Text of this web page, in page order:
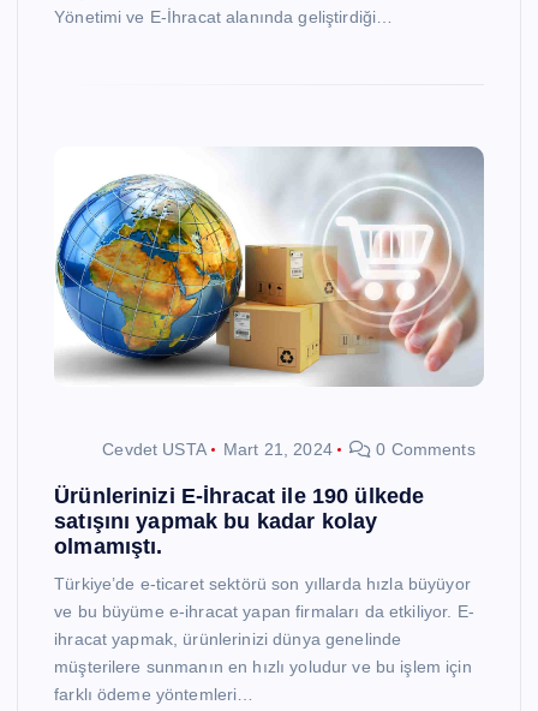
Yönetimi ve E-İhracat alanında geliştirdiği…
Cevdet USTA Mart 21, 2024 0 Comments
Ürünlerinizi E-İhracat ile 190 ülkede
satışını yapmak bu kadar kolay
olmamıştı.
Türkiye’de e-ticaret sektörü son yıllarda hızla büyüyor
ve bu büyüme e-ihracat yapan firmaları da etkiliyor. E-
ihracat yapmak, ürünlerinizi dünya genelinde
müşterilere sunmanın en hızlı yoludur ve bu işlem için
farklı ödeme yöntemleri…